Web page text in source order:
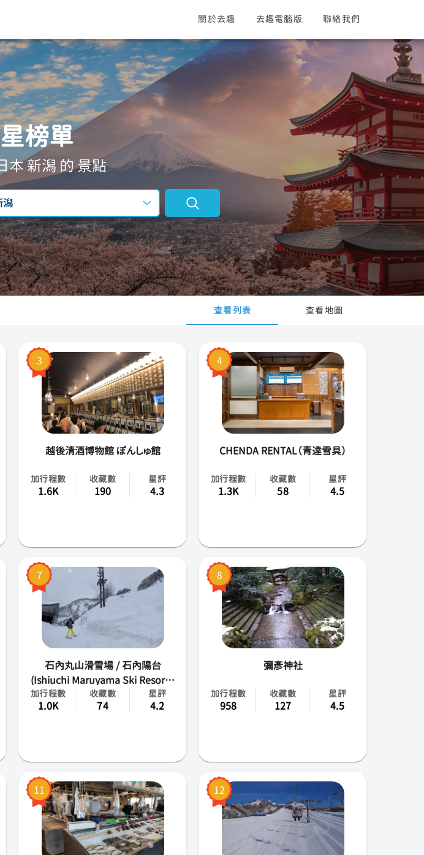
關於去趣 去趣電腦版 聯絡我們
榜單
本新潟 的 景點
潟
區域
岡
查看列表 查看地圖
3
越後清酒博物館 ぽんしゅ館
加行程數
1.6K
收藏數
190
星評
4.3
4
CHENDA RENTAL（青達雪具）
加行程數
1.3K
收藏數
58
星評
4.5
7
石內丸山滑雪場 / 石內陽台
(Ishiuchi Maruyama Ski Resort /
The Veranda at Ishiuchi)
加行程數
1.0K
收藏數
74
星評
4.2
8
彌彥神社
加行程數
958
收藏數
127
星評
4.5
11 12